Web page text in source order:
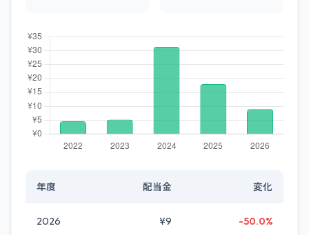
年度 配当金 変化
2026 ¥9 -50.0%